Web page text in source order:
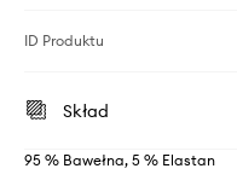
ID Produktu
Skład
95 % Bawełna, 5 % Elastan